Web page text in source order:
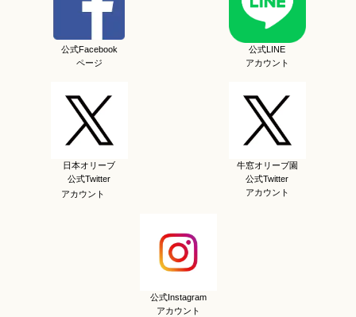
公式Facebook
ページ
公式LINE
アカウント
日本オリーブ
公式Twitter
アカウント
牛窓オリーブ園
公式Twitter
アカウント
公式Instagram
アカウント